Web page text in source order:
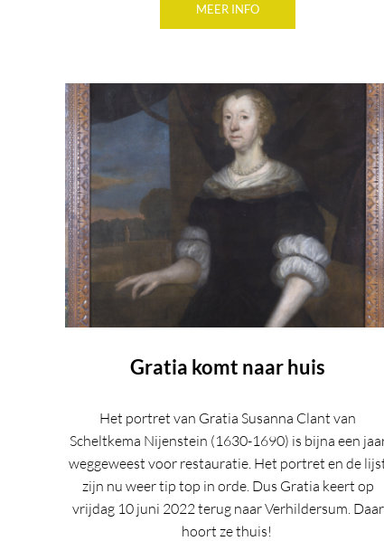
MEER INFO
Gratia komt naar huis
Het portret van Gratia Susanna Clant van
Scheltkema Nijenstein (1630-1690) is bijna een
weggeweest voor restauratie. Het portret en de
zijn nu weer tip top in orde. Dus Gratia keert op
vrijdag 10 juni 2022 terug naar Verhildersum. Daar
hoort ze thuis!